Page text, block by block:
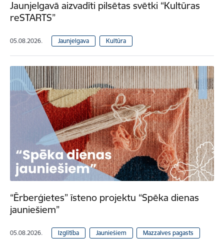
Jaunjelgavā aizvadīti pilsētas svētki “Kultūras
reSTARTS”
05.08.2026. Jaunjelgava Kultūra
“Ērberģietes” īsteno projektu “Spēka dienas
jauniešiem”
05.08.2026. Izglītība Jauniešiem Mazzalves pagasts